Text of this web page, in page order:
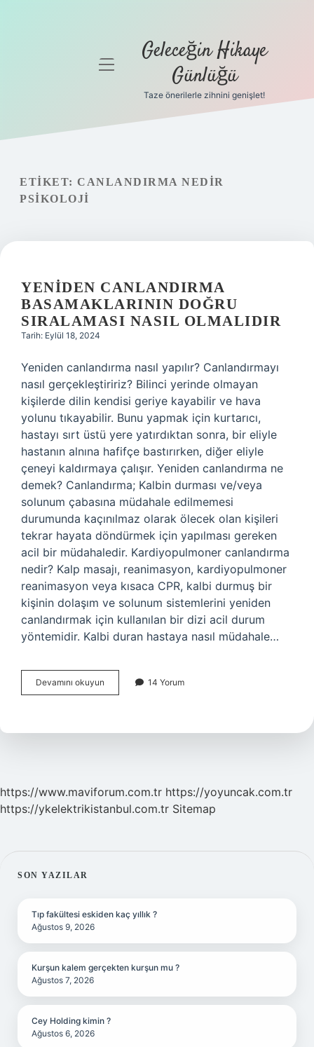
Gizlilik
Yasal Uyarı
menüyü Geleceğin Hikaye
Günlüğü
Taze önerilerle zihnini genişlet!
ETIKET: CANLANDIRMA NEDIR
PSIKOLOJI
YENIDEN CANLANDIRMA
BASAMAKLARININ DOĞRU
SIRALAMASI NASIL OLMALIDIR
Tarih: Eylül 18, 2024
Yeniden canlandırma nasıl yapılır? Canlandırmayı
nasıl gerçekleştiririz? Bilinci yerinde olmayan
kişilerde dilin kendisi geriye kayabilir ve hava
yolunu tıkayabilir. Bunu yapmak için kurtarıcı,
hastayı sırt üstü yere yatırdıktan sonra, bir eliyle
hastanın alnına hafifçe bastırırken, diğer eliyle
çeneyi kaldırmaya çalışır. Yeniden canlandırma ne
demek? Canlandırma; Kalbin durması ve/veya
solunum çabasına müdahale edilmemesi
durumunda kaçınılmaz olarak ölecek olan kişileri
tekrar hayata döndürmek için yapılması gereken
acil bir müdahaledir. Kardiyopulmoner canlandırma
nedir? Kalp masajı, reanimasyon, kardiyopulmoner
reanimasyon veya kısaca CPR, kalbi durmuş bir
kişinin dolaşım ve solunum sistemlerini yeniden
canlandırmak için kullanılan bir dizi acil durum
yöntemidir. Kalbi duran hastaya nasıl müdahale…
Devamını okuyun
Canlandırma
Sıralaması
14 Yorum
https://www.maviforum.com.tr https://yoyuncak.com.tr
https://ykelektrikistanbul.com.tr Sitemap
SIDEBAR
SON YAZILAR
Tıp fakültesi eskiden kaç yıllık ?
Ağustos 9, 2026
Kurşun kalem gerçekten kurşun mu ?
Ağustos 7, 2026
Cey Holding kimin ?
Ağustos 6, 2026